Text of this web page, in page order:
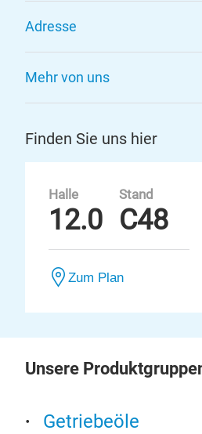
Adresse
Mehr von uns
Finden Sie uns hier
Halle
12.0
Stand
C48
Zum Plan
Unsere
Getriebeöle